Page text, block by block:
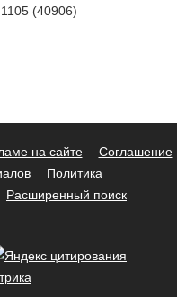
1105 (40906)
на сайте
Соглашение
Политика
Расширенный поиск